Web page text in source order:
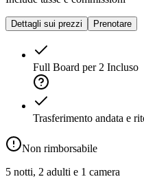
Dettagli sui prezzi Prenotare
Full Board per 2 Incluso
Trasferimento andata e
Non rimborsabile
5 notti, 2 adulti e 1 camera